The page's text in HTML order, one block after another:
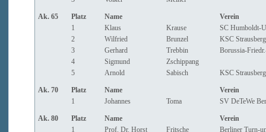
Ak. 65 Platz Name
Verein
1
Klaus Krause
SC Humboldt-
2
Wilfried Brunzel
KSC
3
Gerhard Trebbin
Borussia-
4
Sigmund
Zschippang
5
Arnold Sabisch KSC
Ak. 70 Platz Name
Verein
1
Johannes Toma SV DeTeWe
Ak. 80 Platz Name
Verein
1
Prof. Dr. Horst Fritsche Berliner Turn-